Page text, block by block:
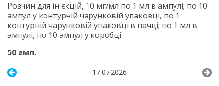
Розчин для ін'єкцій, 10 мг/мл по 1 мл в ампулі; по 10
ампул у контурній чарунковій упаковці, по 1
контурній чарунковій упаковці в пачці; по 1 мл в
ампулі, по 10 ампул у коробці
50 амп.
17.07.2026